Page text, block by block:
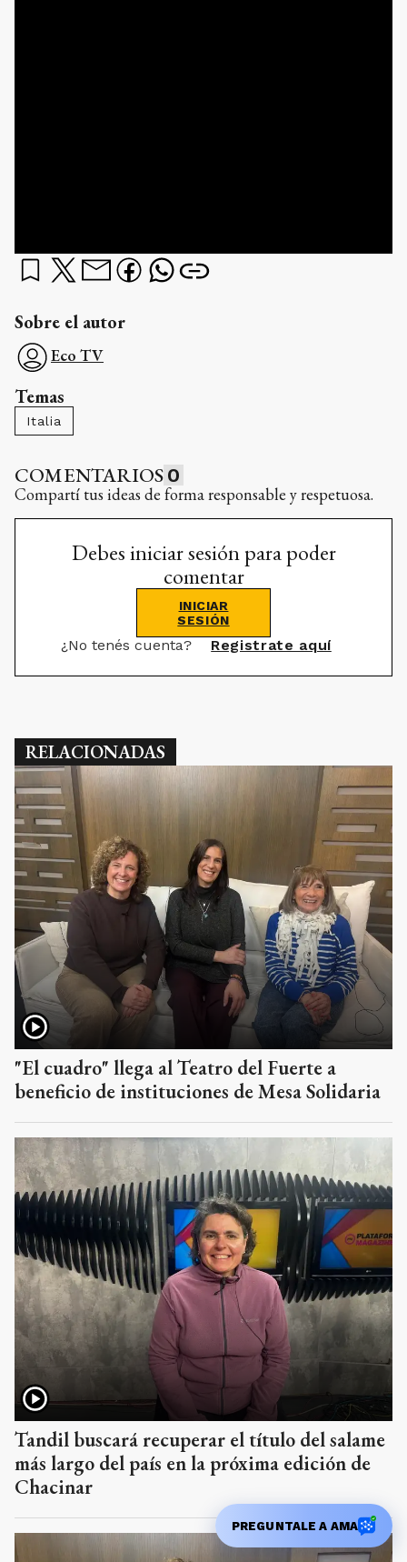
Sobre el autor
Eco TV
Temas
Italia
COMENTARIOS 0
Compartí tus ideas de forma responsable y respetuosa.
Debes iniciar sesión para poder
comentar
INICIAR
SESIÓN
¿No tenés cuenta? Registrate aquí
RELACIONADAS
"El cuadro" llega al Teatro del Fuerte a
beneficio de instituciones de Mesa Solidaria
Tandil buscará recuperar el título del salame
más largo del país en la próxima edición de
Chacinar
PREGUNTALE A AMA